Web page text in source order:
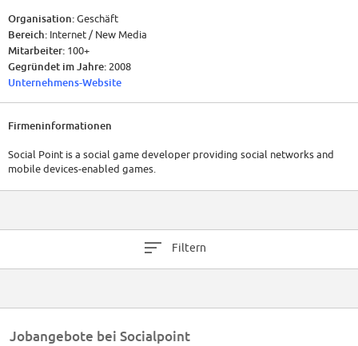
Organisation:Geschäft
Bereich: Internet / New Media
Mitarbeiter: 100+
Gegründet im Jahre: 2008
Unternehmens-Website
Firmeninformationen
Social Point is a social game developer providing social networks and
mobile devices-enabled games.
Filtern
Jobangebote bei Socialpoint